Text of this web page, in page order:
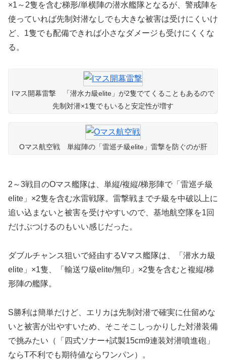
×1～2隻を含む梯形/単横陣の潜水艦隊となるが、警戒陣を
使っていれば先制対潜なしでも大きな被害は受けにくいけ
ど、1隻でも配備できれば小さなダメージも受けにくくな
る。
Iマス開幕雷撃 「潜水カ級elite」が2隻でてくることもあるので
先制対潜×1隻でもいると安定性が増す
Oマス航空戦 単縦陣の「雷巡チ級elite」雷撃を防ぐのが肝
2～3戦目のOマス艦隊は、単縦/複縦/梯形陣で「雷巡チ級
elite」×2隻を含む水雷戦隊。雷撃戦までチ級を中破以上に
追い込まないと被害を受けやすいので、基地航空隊を1回
だけぶつけるのもいい感じだった。
ダブルチャンス狙いで経由するVマス艦隊は、「潜水カ級
elite」×1隻、「輸送ワ級elite/無印」×2隻を含むと複縦/梯
形陣の艦隊。
S勝利は簡単だけど、エリカは先制対潜で確実に仕留めな
いと被害が出やすいため、そこそこしっかりした対潜装備
で挑みたい（「四式ソナー+試製15cm9連装対潜噴進砲」
ならT不利でも期待値ならワンパン）。